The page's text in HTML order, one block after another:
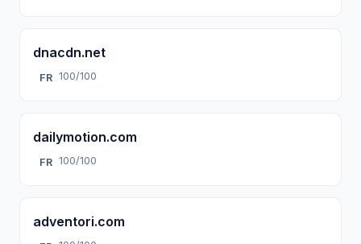
dnacdn.net
FR 100/100
dailymotion.com
FR 100/100
adventori.com